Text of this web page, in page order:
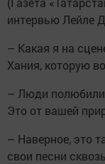
интервью Лейле
– Какая я на
Хания, которую
– Люди полюбили
Это от вашей
– Наверное, это
свои песни